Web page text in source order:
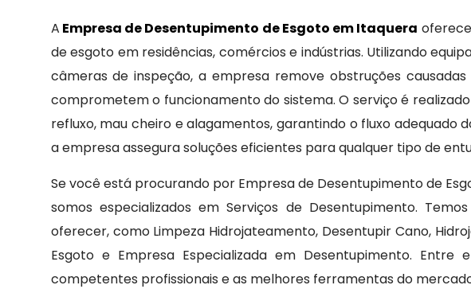
A Empresa de Desentupimento de Esgoto em Itaquera
de esgoto em residências, comércios e indústrias. Utilizando
câmeras de inspeção, a empresa remove obstruções
comprometem o funcionamento do sistema. O serviço é
refluxo, mau cheiro e alagamentos, garantindo o fluxo adequado
a empresa assegura soluções eficientes para qualquer tipo de
Se você está procurando por Empresa de Desentupimento de
somos especializados em Serviços de Desentupimento.
oferecer, como Limpeza Hidrojateamento, Desentupir Cano,
Esgoto e Empresa Especializada em Desentupimento.
competentes profissionais e as melhores ferramentas do